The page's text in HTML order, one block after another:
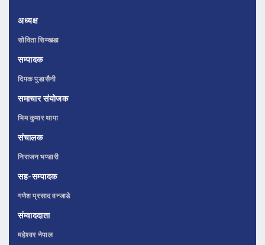
अध्यक्ष
सोविता सिम्खडा
सम्पादक
दिपक पुडासैनी
समाचार संयोजक
भिम कुमार थापा
संचालक
निराजन भण्डारी
सह-सम्पादक
गणेश प्रसाद वन्जाडे
संम्वाददाता
महेश्वर नेपाल